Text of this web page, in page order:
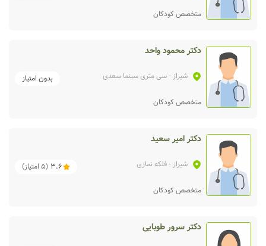
متخصص کودکان
دکتر محمود واحد
شیراز - سی متری سینما سعدی بدون امتیاز
متخصص کودکان
دکتر امیر سعید
شیراز - فلکه نمازی 3.6
(
5 امتیاز)
متخصص کودکان
دکتر سرور طوبایی